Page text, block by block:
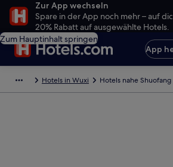
Zur App wechseln
Spare in der App noch mehr – auf
20% Rabatt auf ausgewählte Hotels.
Zum Hauptinhalt springen
App
Hotels in Wuxi Hotels nahe Shuofang